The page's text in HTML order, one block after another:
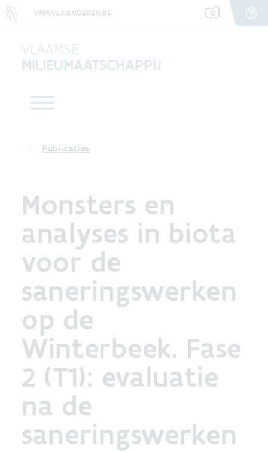
VMM.VLAANDEREN.BE
VLAAMSE
MILIEUMAATSCHAPPIJ
Publicaties
Monsters en
analyses in biota
voor de
saneringswerken
op de
Winterbeek. Fase
2 (T1): evaluatie
na de
saneringswerken